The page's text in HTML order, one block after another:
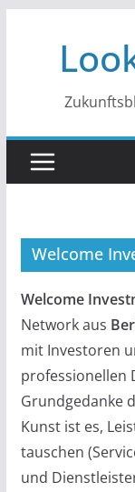
springen
Welcome
Welcome
Network aus
mit Investoren
professionellen
Grundgedanke
Kunst ist es,
tauschen
und